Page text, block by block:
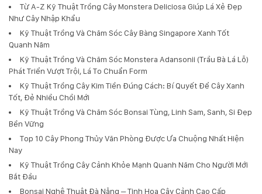
Từ A-Z Kỹ Thuật Trồng Cây Monstera Deliciosa Giúp Lá Xẻ Đẹp
Như Cây Nhập Khẩu
Kỹ Thuật Trồng Và Chăm Sóc Cây Bàng Singapore Xanh Tốt
Quanh Năm
Kỹ Thuật Trồng Và Chăm Sóc Monstera Adansonii (Trầu Bà Lá Lỗ)
Phát Triển Vượt Trội, Lá To Chuẩn Form
Kỹ Thuật Trồng Cây Kim Tiền Đúng Cách: Bí Quyết Để Cây Xanh
Tốt, Đẻ Nhiều Chồi Mới
Kỹ Thuật Trồng Và Chăm Sóc Bonsai Tùng, Linh Sam, Sanh, Si Đẹp
Bền Vững
Top 10 Cây Phong Thủy Văn Phòng Được Ưa Chuộng Nhất Hiện
Nay
Kỹ Thuật Trồng Cây Cảnh Khỏe Mạnh Quanh Năm Cho Người Mới
Bắt Đầu
Bonsai Nghệ Thuật Đà Nẵng – Tinh Hoa Cây Cảnh Cao Cấp